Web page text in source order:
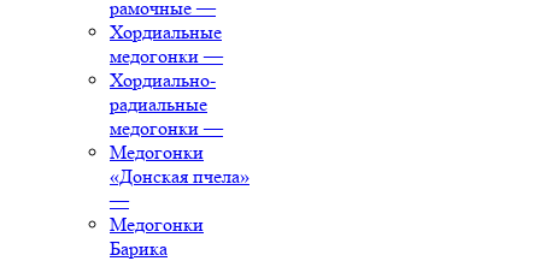
рамочные —
Хордиальные
медогонки —
Хордиально-
радиальные
медогонки —
Медогонки
«Донская пчела»
—
Медогонки
Барика